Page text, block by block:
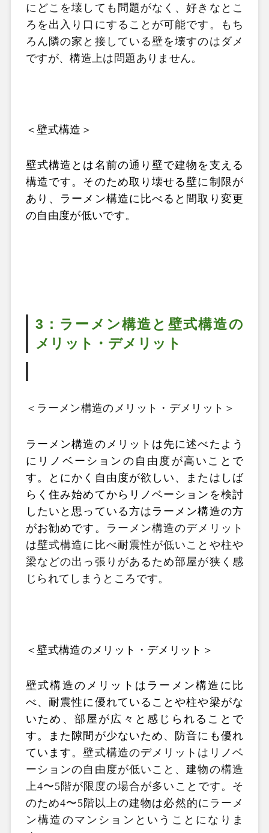
にどこを壊しても問題がなく、好きなとこ
ろを出入り口にすることが可能です。もち
ろん隣の家と接している壁を壊すのはダメ
ですが、構造上は問題ありません。
＜壁式構造＞
壁式構造とは名前の通り壁で建物を支える
構造です。そのため取り壊せる壁に制限が
あり、ラーメン構造に比べると間取り変更
の自由度が低いです。
3：ラーメン構造と壁式構造の
メリット・デメリット
＜ラーメン構造のメリット・デメリット＞
ラーメン構造のメリットは先に述べたよう
にリノベーションの自由度が高いことで
す。とにかく自由度が欲しい、またはしば
らく住み始めてからリノベーションを検討
したいと思っている方はラーメン構造の方
がお勧めです。
ラーメン構造のデメリット
は壁式構造に比べ耐震性が低いことや柱や
梁などの出っ張りがあるため部屋が狭く感
じられてしまうところです。
＜壁式構造のメリット・デメリット＞
壁式構造のメリットはラーメン構造に比
べ、耐震性に優れていることや柱や梁がな
いため、部屋が広々と感じられることで
す。また隙間が少ないため、防音にも優れ
ています。壁式構造のデメリットはリノベ
ーションの自由度が低いこと、建物の構造
上4〜5階が限度の場合が多いことです。そ
のため4〜5階以上の建物は必然的にラーメ
ン構造のマンションということになりま